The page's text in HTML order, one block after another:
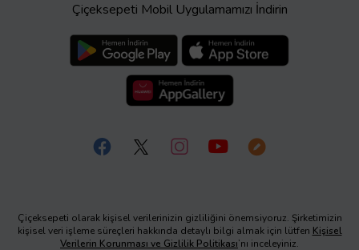
Çiçeksepeti Mobil Uygulamamızı İndirin
Çiçeksepeti olarak kişisel verilerinizin gizliliğini önemsiyoruz. Şirketimizin
kişisel veri işleme süreçleri hakkında detaylı bilgi almak için lütfen Kişisel
Verilerin Korunması ve Gizlilik Politikası’nı inceleyiniz.